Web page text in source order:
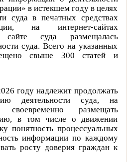
в истекшем году в целях
суда в печатных средствах
на интернет-сайтах
суда размещалась
суда. Всего на указанных
свыше 300 статей и
году надлежит продолжать
деятельности суда, на
размещать
в том числе о движении
понятность процессуальных
информации по каждому
росту доверия граждан к